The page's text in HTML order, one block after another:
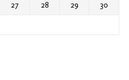
27 28 29 30